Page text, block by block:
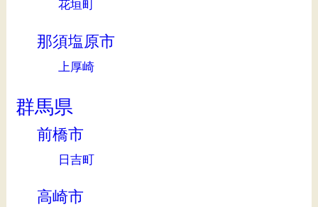
花垣町
那須塩原市
上厚崎
群馬県
前橋市
日吉町
高崎市